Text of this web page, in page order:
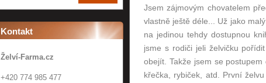
Kontakt
Želví-Farma.cz
+420 774 985 477
Jsem zájmovým chovatelem
vlastně ještě déle... Už jako
na jedinou tehdy dostupnou
jsme s rodiči jeli želvičku
obejít. Takže jsem se
křečka, rybiček, atd. První